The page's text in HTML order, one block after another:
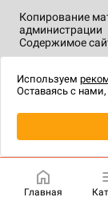
Копирование
администрации
Содержимое
технологии.
Главная
Используем
Оставаясь с